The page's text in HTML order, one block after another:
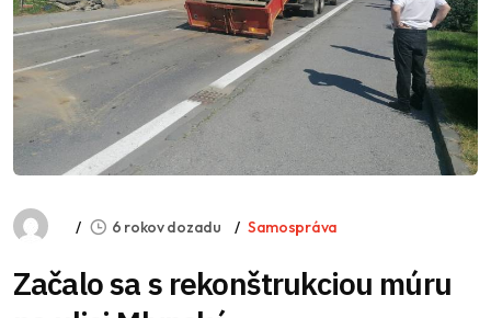
6 rokov dozadu Samospráva
Začalo sa s rekonštrukciou múru